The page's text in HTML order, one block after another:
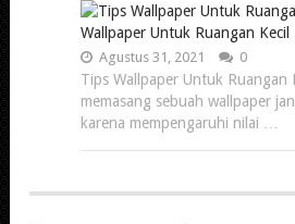
Wallpaper Untuk Ruangan Kecil
Agustus 31, 2021 0
Tips Wallpaper Untuk Ruangan
memasang sebuah wallpaper
karena mempengaruhi nilai …